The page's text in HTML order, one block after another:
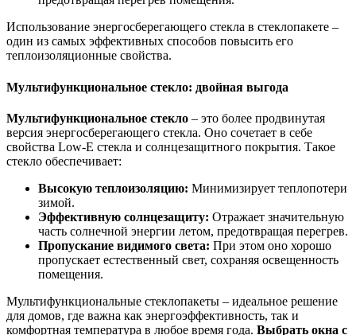
Использование энергосберегающего стекла в стеклопакете –
один из самых эффективных способов повысить его
теплоизоляционные свойства.
Мультифункциональное стекло: двойная выгода
Мультифункциональное стекло – это более продвинутая
версия энергосберегающего стекла. Оно сочетает в себе
свойства Low-E стекла и солнцезащитного покрытия. Такое
стекло обеспечивает:
Высокую теплоизоляцию: Минимизирует теплопотери
зимой.
Эффективную солнцезащиту: Отражает значительную
часть солнечной энергии летом, предотвращая перегрев.
Пропускание видимого света: При этом оно хорошо
пропускает естественный свет, сохраняя освещенность
помещения.
Мультифункциональные стеклопакеты – идеальное решение
для домов, где важна как энергоэффективность, так и
комфортная температура в любое время года. Выбрать окна с